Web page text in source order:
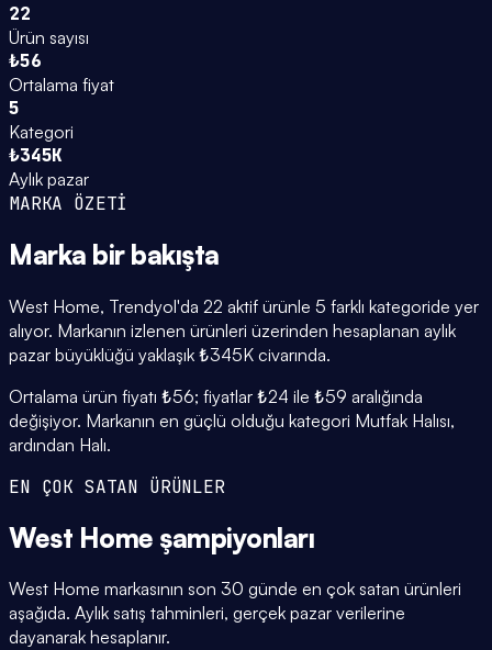
22
Ürün sayısı
₺56
Ortalama fiyat
5
Kategori
₺345K
Aylık pazar
MARKA ÖZETİ
Marka bir bakışta
West Home, Trendyol'da 22 aktif ürünle 5 farklı kategoride yer
alıyor. Markanın izlenen ürünleri üzerinden hesaplanan aylık
pazar büyüklüğü yaklaşık ₺345K civarında.
Ortalama ürün fiyatı ₺56; fiyatlar ₺24 ile ₺59 aralığında
değişiyor. Markanın en güçlü olduğu kategori Mutfak Halısı,
ardından Halı.
EN ÇOK SATAN ÜRÜNLER
West Home şampiyonları
West Home markasının son 30 günde en çok satan ürünleri
aşağıda. Aylık satış tahminleri, gerçek pazar verilerine
dayanarak hesaplanır.